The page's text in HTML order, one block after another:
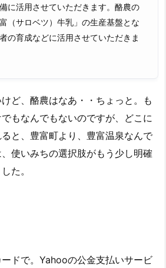
に活用させていただきます。酪農の
（サロベツ）牛乳」の生産基盤とな
の育成などに活用させていただきま
ど、酪農はなあ・・ちょっと。も
もなんでもないのですが、どこに
と、豊富町より、豊富温泉なんで
使いみちの選択肢がもう少し明確
た。
ドで。Yahooの公金支払いサービ